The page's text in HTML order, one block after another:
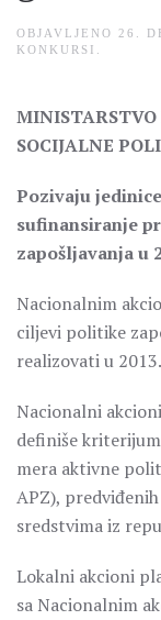
OBJAVLJENO 26.
KONKURSI
MINISTARSTVO
SOCIJALNE
Pozivaju
sufinansiranje
zapošljavanja u
Nacionalnim
ciljevi politike
realizovati u
Nacionalni
definiše
mera aktivne
APZ),
sredstvima iz
Lokalni akcioni
sa Nacionalnim